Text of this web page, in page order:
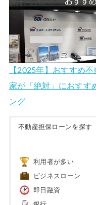
【2025年】おすすめ
家が「絶対」におすす
ング
不動産担保ローンを探す
利用者が多い
ビジネスローン
即日融資